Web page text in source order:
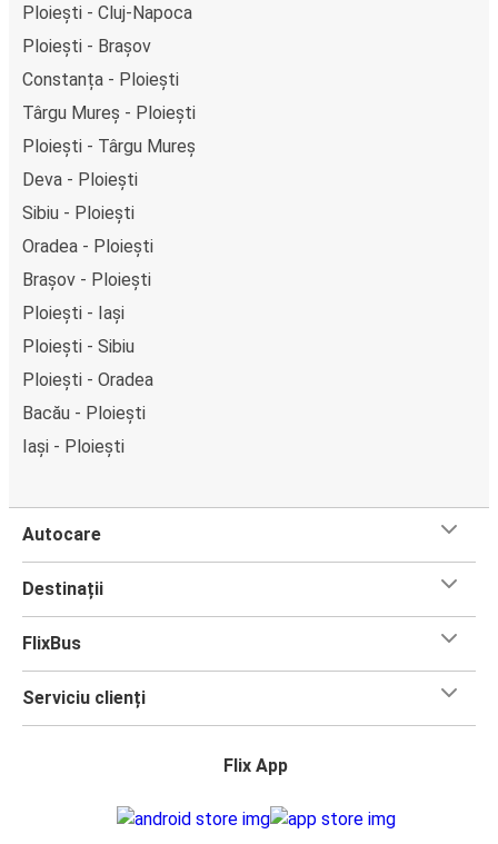
Ploiești - Cluj-Napoca
Ploiești - Brașov
Constanța - Ploiești
Târgu Mureș - Ploiești
Ploiești - Târgu Mureș
Deva - Ploiești
Sibiu - Ploiești
Oradea - Ploiești
Brașov - Ploiești
Ploiești - Iași
Ploiești - Sibiu
Ploiești - Oradea
Bacău - Ploiești
Iași - Ploiești
Autocare
Destinații
FlixBus
Serviciu clienți
Flix App